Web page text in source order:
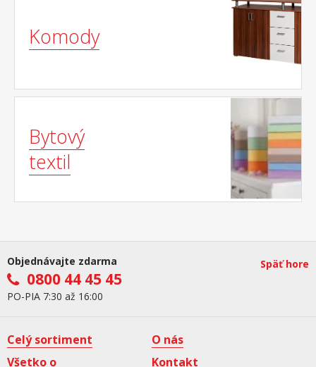
Komody
Bytový
textil
Objednávajte zdarma
0800 44 45 45
PO-PIA 7:30 až 16:00
Späť hore
Celý sortiment
O nás
Všetko o
Kontakt